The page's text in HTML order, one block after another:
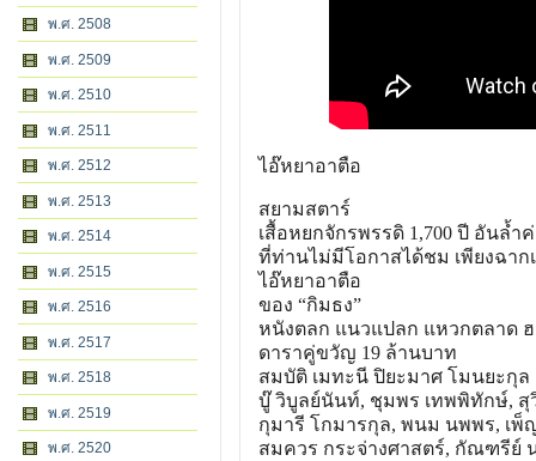
พ.ศ. 2508
พ.ศ. 2509
พ.ศ. 2510
พ.ศ. 2511
พ.ศ. 2512
พ.ศ. 2513
พ.ศ. 2514
พ.ศ. 2515
พ.ศ. 2516
พ.ศ. 2517
พ.ศ. 2518
พ.ศ. 2519
พ.ศ. 2520
ไอ๊หยาอาตือ
สยามสตาร์
เสื้อหยกจักรพรรดิ 1,700 ปี อันล้ำ
ที่ท่านไม่มีโอกาสได้ชม เพียงฉาก
ไอ๊หยาอาตือ
ของ “กิมธง”
หนังตลก แนวแปลก แหวกตลาด
ดาราคู่ขวัญ 19 ล้านบาท
สมบัติ เมทะนี ปิยะมาศ โมนยะกุล
บู๊ วิบูลย์นันท์, ชุมพร เทพพิทักษ์, สุ
กุมารี โกมารกุล, พนม นพพร, เพ็
สมควร กระจ่างศาสตร์, กัณฑรีย์